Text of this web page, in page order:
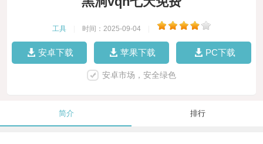
工具 时间：2025-09-04
安卓下载 苹果下载 PC下载
安卓市场，安全绿色
简介 排行